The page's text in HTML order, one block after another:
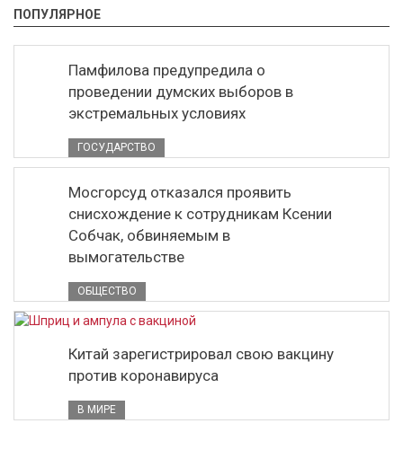
ПОПУЛЯРНОЕ
Памфилова предупредила о
проведении думских выборов в
экстремальных условиях
ГОСУДАРСТВО
Мосгорсуд отказался проявить
снисхождение к сотрудникам Ксении
Собчак, обвиняемым в
вымогательстве
ОБЩЕСТВО
Китай зарегистрировал свою вакцину
против коронавируса
В МИРЕ